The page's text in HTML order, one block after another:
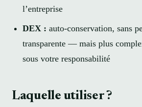
l’entreprise
DEX : auto-conservation, sans
transparente — mais plus
sous votre responsabilité
Laquelle utiliser ?